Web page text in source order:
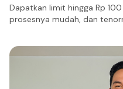
Dapatkan limit hingga Rp
prosesnya mudah, dan